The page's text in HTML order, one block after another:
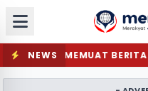
NEWS MEMUAT